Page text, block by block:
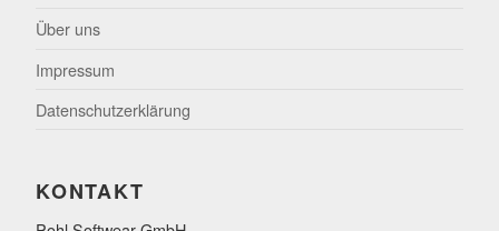
Über uns
Impressum
Datenschutzerklärung
KONTAKT